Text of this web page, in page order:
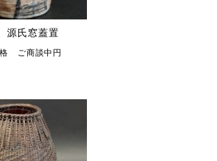
氏窓蓋置
ご商談中円